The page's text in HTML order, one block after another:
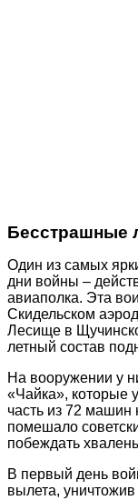
Бесстрашные
Один из самых
дни войны –
авиаполка. Эта
Скидельском
Лесище в
летный состав
На вооружении у
«Чайка», которые
часть из 72 машин
помешало
побеждать
В первый день
вылета,